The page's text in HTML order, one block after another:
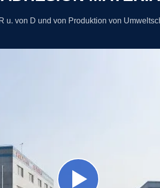
u. von D und von Produktion von